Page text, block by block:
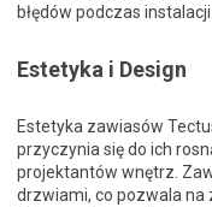
błędów podczas instalacji.
Estetyka i Design
Estetyka zawiasów
przyczynia się do ich
projektantów wnętrz.
drzwiami, co pozwala na